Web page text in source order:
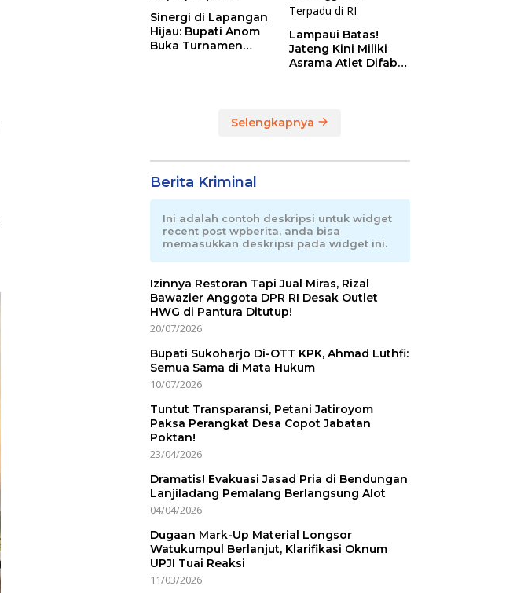
Sinergi di Lapangan
Hijau: Bupati Anom
Buka Turnamen
Lampaui Batas!
Jateng Kini Miliki
Asrama Atlet Difabel
Selengkapnya
Berita Kriminal
Ini adalah contoh deskripsi untuk widget
recent post wpberita, anda bisa
memasukkan deskripsi pada widget ini.
Izinnya Restoran Tapi Jual Miras, Rizal
Bawazier Anggota DPR RI Desak Outlet
HWG di Pantura Ditutup!
20/07/2026
Bupati Sukoharjo Di-OTT KPK, Ahmad Luthfi:
Semua Sama di Mata Hukum
10/07/2026
Tuntut Transparansi, Petani Jatiroyom
Paksa Perangkat Desa Copot Jabatan
Poktan!
23/04/2026
Dramatis! Evakuasi Jasad Pria di Bendungan
Lanjiladang Pemalang Berlangsung Alot
04/04/2026
Dugaan Mark-Up Material Longsor
Watukumpul Berlanjut, Klarifikasi Oknum
UPJI Tuai Reaksi
11/03/2026